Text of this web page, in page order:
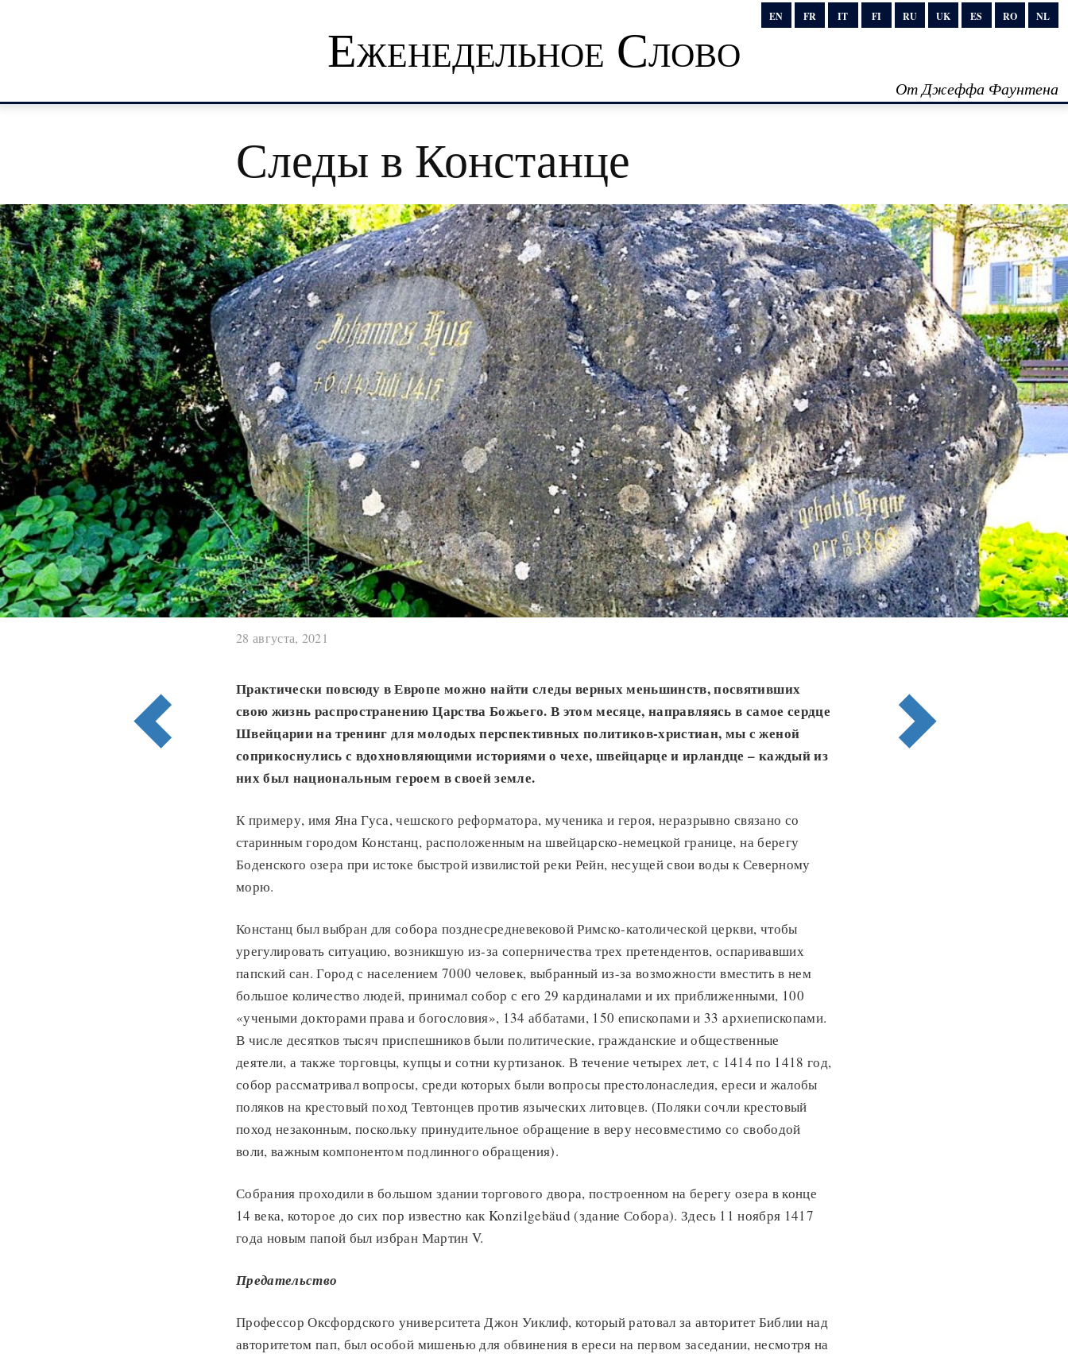
EN FR IT FI RU UK ES RO NL
Еженедельное Слово
От Джеффа Фаунтена
Следы в Констанце
28 августа, 2021
Практически повсюду в Европе можно найти следы верных меньшинств, посвятивших
свою жизнь распространению Царства Божьего. В этом месяце, направляясь в самое сердце
Швейцарии на тренинг для молодых перспективных политиков-христиан, мы с женой
соприкоснулись с вдохновляющими историями о чехе, швейцарце и ирландце – каждый из
них был национальным героем в своей земле.
К примеру, имя Яна Гуса, чешского реформатора, мученика и героя, неразрывно связано со
старинным городом Констанц, расположенным на швейцарско-немецкой границе, на берегу
Боденского озера при истоке быстрой извилистой реки Рейн, несущей свои воды к Северному
морю.
Констанц был выбран для собора позднесредневековой Римско-католической церкви, чтобы
урегулировать ситуацию, возникшую из-за соперничества трех претендентов, оспаривавших
папский сан. Город с населением 7000 человек, выбранный из-за возможности вместить в нем
большое количество людей, принимал собор с его 29 кардиналами и их приближенными, 100
«учеными докторами права и богословия», 134 аббатами, 150 епископами и 33 архиепископами.
В числе десятков тысяч приспешников были политические, гражданские и общественные
деятели, а также торговцы, купцы и сотни куртизанок. В течение четырех лет, с 1414 по 1418 год,
собор рассматривал вопросы, среди которых были вопросы престолонаследия, ереси и жалобы
поляков на крестовый поход Тевтонцев против языческих литовцев. (Поляки сочли крестовый
поход незаконным, поскольку принудительное обращение в веру несовместимо со свободой
воли, важным компонентом подлинного обращения).
Собрания проходили в большом здании торгового двора, построенном на берегу озера в конце
14 века, которое до сих пор известно как Konzilgebäud (здание Собора). Здесь 11 ноября 1417
года новым папой был избран Мартин V.
Предательство
Профессор Оксфордского университета Джон Уиклиф, который ратовал за авторитет Библии над
авторитетом пап, был особой мишенью для обвинения в ереси на первом заседании, несмотря на